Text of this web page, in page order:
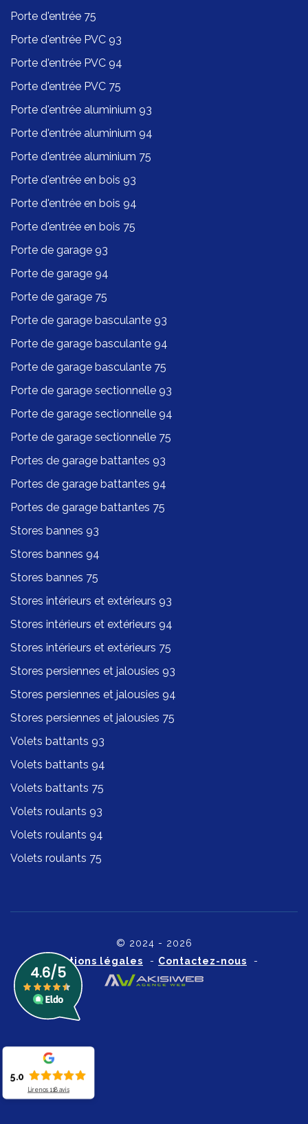
Porte d'entrée 75
Porte d'entrée PVC 93
Porte d'entrée PVC 94
Porte d'entrée PVC 75
Porte d'entrée aluminium 93
Porte d'entrée aluminium 94
Porte d'entrée aluminium 75
Porte d'entrée en bois 93
Porte d'entrée en bois 94
Porte d'entrée en bois 75
Porte de garage 93
Porte de garage 94
Porte de garage 75
Porte de garage basculante 93
Porte de garage basculante 94
Porte de garage basculante 75
Porte de garage sectionnelle 93
Porte de garage sectionnelle 94
Porte de garage sectionnelle 75
Portes de garage battantes 93
Portes de garage battantes 94
Portes de garage battantes 75
Stores bannes 93
Stores bannes 94
Stores bannes 75
Stores intérieurs et extérieurs 93
Stores intérieurs et extérieurs 94
Stores intérieurs et extérieurs 75
Stores persiennes et jalousies 93
Stores persiennes et jalousies 94
Stores persiennes et jalousies 75
Volets battants 93
Volets battants 94
Volets battants 75
Volets roulants 93
Volets roulants 94
Volets roulants 75
© 2024 - 2026
Mentions légales - Contactez-nous -
5.0
Lire nos 118 avis